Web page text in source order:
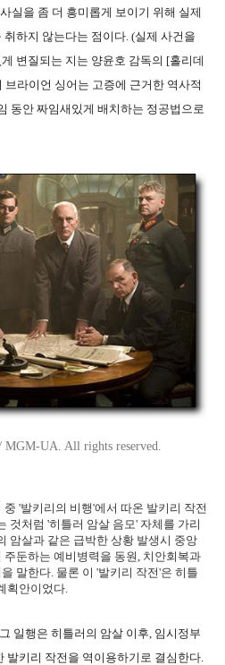
실을 좀 더 흥미롭게 보이기 위해 실제
하지 않는다는 점이다. (실제 사건을
변질되는 지는 양윤호 감독의 [홀리데
라이언 싱어는 고증에 근거한 역사적
동안 짜임새있게 배치하는 정공법으로
UA. All rights reserved.
'발키리의 비행'에서 따온 발키리 작전
것처럼 '히틀러 암살 음모' 자체를 가리
암살과 같은 급박한 상황 발생시 중앙
둔하는 예비병력을 동원, 치안회복과
말한다. 물론 이 '발키리 작전'은 히틀
획안이었다.
일행은 히틀러의 암살 이후, 임시정부
발키리 작전을 역이용하기로 결심한다.